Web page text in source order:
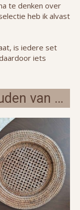
te denken over
heb ik alvast
is iedere set
iets
van …